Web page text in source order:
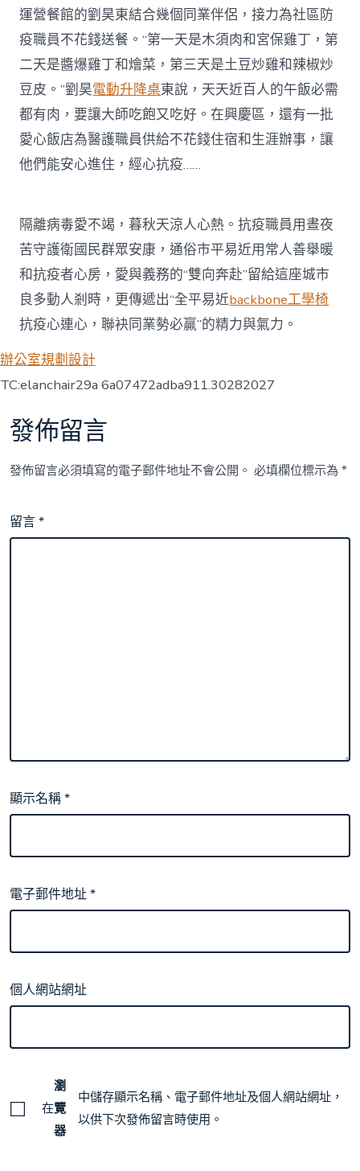
運營餐館的劉昊東結合幾個同業伴侶，接力為社區防
疫職員不花錢送餐。“第一天是木須肉和宮保雞丁，第
二天是醬爆雞丁和燴菜，第三天是土豆炒雞和辣椒炒
豆皮。”劉昊電動升降桌東說，天天近百人的午飯必需
都有肉，要讓大師吃飽又吃好。在興慶區，還有一批
愛心飯店為醫護職員供給不花錢住宿和生涯辦事，讓
他們能安心進住，經心抗疫……
隔離病毒愛不竭，暮秋天涼人心熱。抗疫職員用晝夜
苦守護衛國民群眾安康，通俗市平易近用常人善舉暖
和抗疫者心房，愛與義務的“雙向奔赴”留給這座城市
良多動人剎時，更傳遞出“全平易近backbone工學椅
抗疫心連心，聯袂同業勢必贏”的精力與氣力。
辦公室規劃設計
TC:elanchair29a 6a07472adba911.30282027
發佈留言
發佈留言必須填寫的電子郵件地址不會公開。 必填欄位標示為*
留言*
顯示名稱*
電子郵件地址*
個人網站網址
在
瀏
覽
器
中儲存顯示名稱、電子郵件地址及個人網站網址，
以供下次發佈留言時使用。